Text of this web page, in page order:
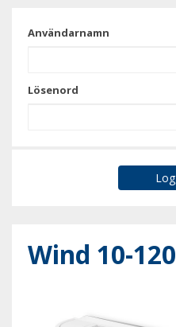
Användarnamn
Lösenord
Wind 10-120